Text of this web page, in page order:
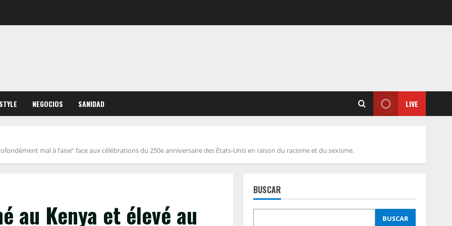
NEGOCIOS SANIDAD LIVE
mal à l’aise” face aux célébrations du 250e anniversaire des États-Unis en raison du racisme et du sexisme.
au Kenya et élevé au
BUSCAR
BUSCAR